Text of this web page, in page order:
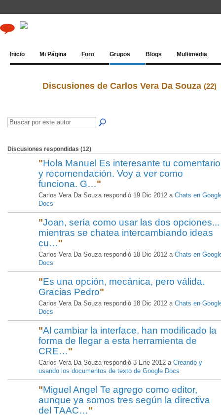
Inicio Mi Página Foro Grupos Blogs Multimedia
Discusiones de Carlos Vera Da Souza (22)
Discusiones respondidas (12)
"Hola Manuel Es interesante tu comentario
y recomendación. Voy a ver como
funciona. G…"
Carlos Vera Da Souza respondió 19 Dic 2012 a Chats en
Docs
"Joan, sería como usar las dos opciones...
mientras se chatea intercambiando ideas
cu…"
Carlos Vera Da Souza respondió 18 Dic 2012 a Chats en
Docs
"Es una opción, mecánica, pero válida.
Gracias Pedro"
Carlos Vera Da Souza respondió 18 Dic 2012 a Chats en
Docs
"Al cambiar la interface, han modificado la
forma de llegar a esta herramienta de
CRE…"
Carlos Vera Da Souza respondió 3 Ene 2012 a Creando y
usando los documentos de texto de Google Docs
"Miguel Angel Te agrego como editor,
aunque ya somos tres según la directiva
del TAAC…"